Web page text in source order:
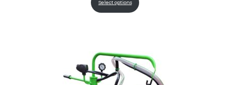
Select options